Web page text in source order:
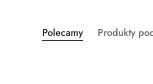
Pomiń karuzelę produktów
Produkty
o
Polecamy
Produkty
Produkty